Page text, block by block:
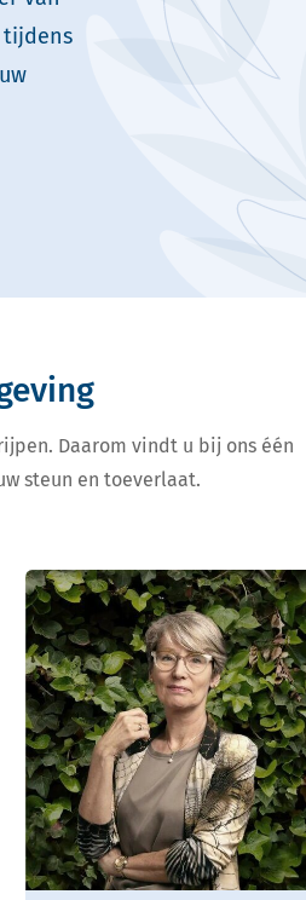
tijdens
Daarom vindt u bij ons één
steun en toeverlaat.